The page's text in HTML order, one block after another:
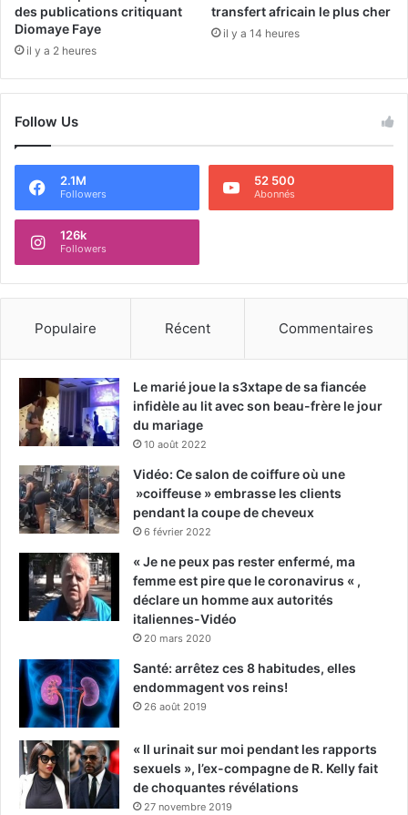
des publications critiquant
Diomaye Faye
il y a 2 heures
transfert africain le plus cher
il y a 14 heures
Follow Us
2.1M
Followers
52 500
Abonnés
126k
Followers
Populaire Récent Commentaires
Le marié joue la s3xtape de sa fiancée
infidèle au lit avec son beau-frère le jour
du mariage
10 août 2022
Vidéo: Ce salon de coiffure où une
»coiffeuse » embrasse les clients
pendant la coupe de cheveux
6 février 2022
« Je ne peux pas rester enfermé, ma
femme est pire que le coronavirus « ,
déclare un homme aux autorités
italiennes-Vidéo
20 mars 2020
Santé: arrêtez ces 8 habitudes, elles
endommagent vos reins!
26 août 2019
« Il urinait sur moi pendant les rapports
sexuels », l’ex-compagne de R. Kelly fait
de choquantes révélations
27 novembre 2019